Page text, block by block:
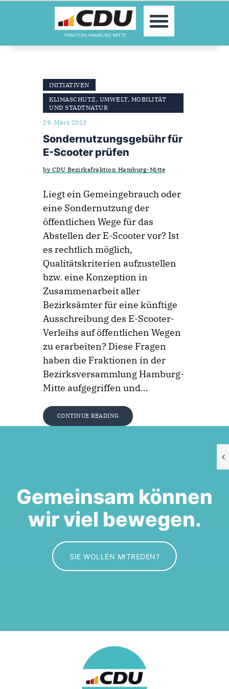
FRAKTION
AUSSCHÜSSE
AKTUELLES
THEMEN/INITIATIVEN
TERMINE
KONTAKT
INITIATIVEN
KLIMASCHUTZ, UMWELT, MOBILITÄT
UND STADTNATUR
29. März 2023
Sondernutzungsgebühr für
E-Scooter prüfen
by CDU Bezirksfraktion Hamburg-Mitte
Liegt ein Gemeingebrauch oder
eine Sondernutzung der
öffentlichen Wege für das
Abstellen der E-Scooter vor? Ist
es rechtlich möglich,
Qualitätskriterien aufzustellen
bzw. eine Konzeption in
Zusammenarbeit aller
Bezirksämter für eine künftige
Ausschreibung des E-Scooter-
Verleihs auf öffentlichen Wegen
zu erarbeiten? Diese Fragen
haben die Fraktionen in der
Bezirksversammlung Hamburg-
Mitte aufgegriffen und…
CONTINUE READING
Gemeinsam können
wir viel bewegen.
SIE WOLLEN MITREDEN?